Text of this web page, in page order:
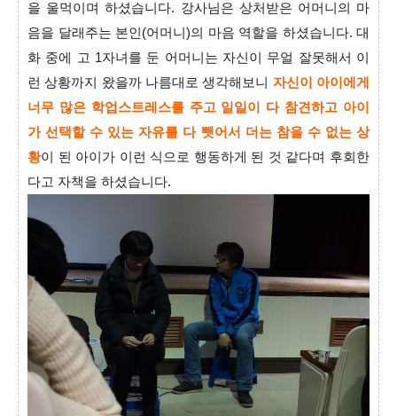
을 울먹이며 하셨습니다. 강사님은 상처받은 어머니의 마
음을 달래주는 본인(어머니)의 마음 역할을 하셨습니다. 대
화 중에 고 1자녀를 둔 어머니는 자신이 무얼 잘못해서 이
런 상황까지 왔을까 나름대로 생각해보니 자신이 아이에게
너무 많은 학업스트레스를 주고 일일이 다 참견하고 아이
가 선택할 수 있는 자유를 다 뺏어서 더는 참을 수 없는 상
황이 된 아이가 이런 식으로 행동하게 된 것 같다며 후회한
다고 자책을 하셨습니다.